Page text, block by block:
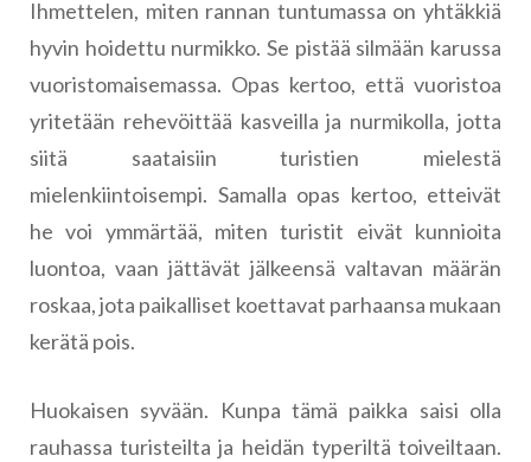
Ihmettelen, miten rannan tuntumassa on yhtäkkiä
hyvin hoidettu nurmikko. Se pistää silmään karussa
vuoristomaisemassa. Opas kertoo, että vuoristoa
yritetään rehevöittää kasveilla ja nurmikolla, jotta
siitä saataisiin turistien mielestä
mielenkiintoisempi. Samalla opas kertoo, etteivät
he voi ymmärtää, miten turistit eivät kunnioita
luontoa, vaan jättävät jälkeensä valtavan määrän
roskaa, jota paikalliset koettavat parhaansa mukaan
kerätä pois.
Huokaisen syvään. Kunpa tämä paikka saisi olla
rauhassa turisteilta ja heidän typeriltä toiveiltaan.